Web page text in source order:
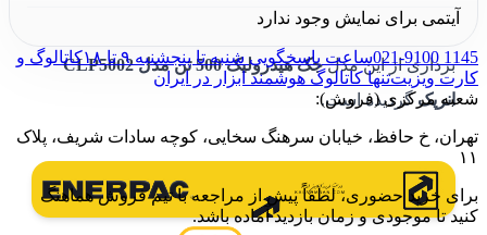
های یکطرفه فراهم آورده است، باعث سهولت در بهره
برداری از این مدل
جک هیدرولیک 500 تن مدل CLP5002
انرپکگردیده است.
آیتمی برای نمایش وجود ندارد
021-9100 1145ساعت پاسخگویی شنبه تا پنجشنبه ۹ تا ۱۸
کاتالوگ و
کارت ویزیتتنها کاتالوگ هوشمند ابزار در ایران
شعبه مرکزی (فروش):
تهران، خ حافظ، خیابان سرهنگ سخایی، کوچه سادات شریف، پلاک
۱۱
برای خرید حضوری، لطفاً پیش از مراجعه با تیم فروش هماهنگ
کنید تا موجودی و زمان بازدید آماده باشد.